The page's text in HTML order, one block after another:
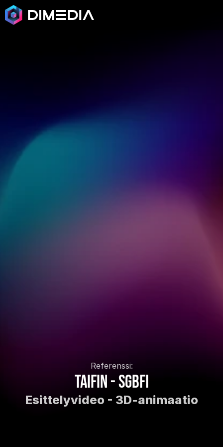
Referenssi:
TaiFin - SGBFi
Esittelyvideo - 3D-animaatio